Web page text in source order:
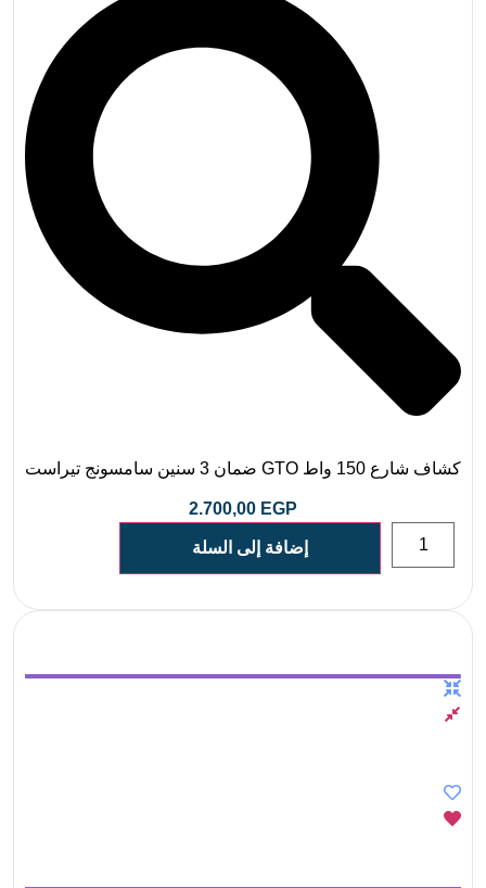
كشاف شارع 150 واط GTO ضمان 3 سنين سامسونج تيراست
2.700,00 EGP
إضافة إلى السلة